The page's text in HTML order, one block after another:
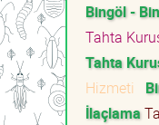
Bingöl -
Tahta
Tahta
Hizmeti
İlaçlama